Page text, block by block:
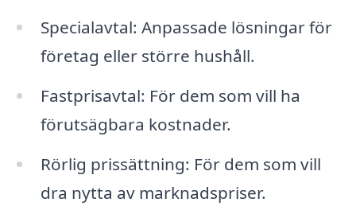
Specialavtal: Anpassade lösningar för
företag eller större hushåll.
Fastprisavtal: För dem som vill ha
förutsägbara kostnader.
Rörlig prissättning: För dem som vill
dra nytta av marknadspriser.